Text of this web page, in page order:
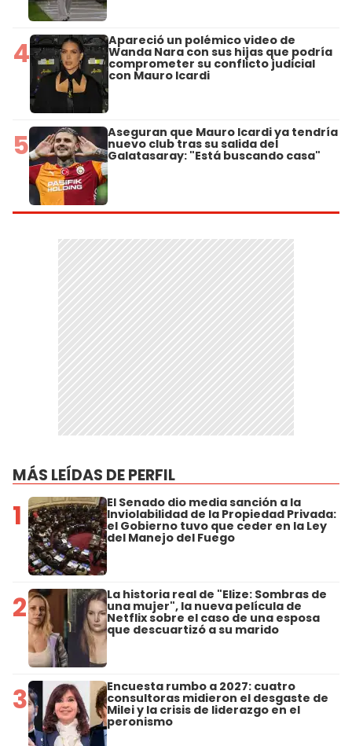
4 Apareció un polémico video de
Wanda Nara con sus hijas que podría
comprometer su conflicto judicial
con Mauro Icardi
5 Aseguran que Mauro Icardi ya tendría
nuevo club tras su salida del
Galatasaray: "Está buscando casa"
MÁS LEÍDAS DE PERFIL
1 El Senado dio media sanción a la
Inviolabilidad de la Propiedad Privada:
el Gobierno tuvo que ceder en la Ley
del Manejo del Fuego
2 La historia real de "Elize: Sombras de
una mujer", la nueva película de
Netflix sobre el caso de una esposa
que descuartizó a su marido
3 Encuesta rumbo a 2027: cuatro
consultoras midieron el desgaste de
Milei y la crisis de liderazgo en el
peronismo